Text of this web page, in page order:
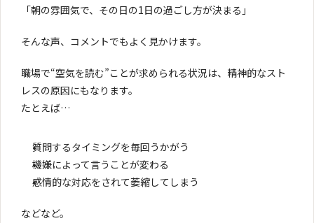
「朝の雰囲気で、その日の1日の過ごし方が決まる」
そんな声、コメントでもよく見かけます。
職場で“空気を読む”ことが求められる状況は、精神的なスト
レスの原因にもなります。
たとえば…
質問するタイミングを毎回うかがう
機嫌によって言うことが変わる
感情的な対応をされて萎縮してしまう
などなど。